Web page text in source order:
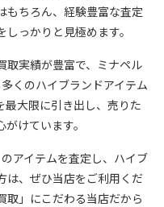
もちろん、経験豊富な査定
っかりと見極めます。
取実績が豊富で、ミナペル
くのハイブランドアイテム
最大限に引き出し、売りた
けています。
アイテムを査定し、ハイブ
は、ぜひ当店をご利用くだ
取」にこだわる当店だから